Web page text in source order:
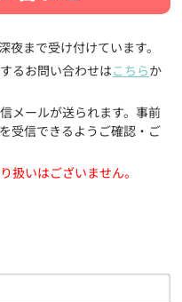
夜まで受け付けています。
るお問い合わせはこちらか
メールが送られます。事前
受信できるようご確認・ご
扱いはございません。